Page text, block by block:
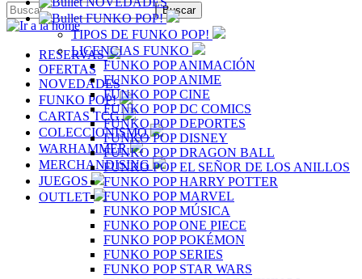
RESERVAS
OFERTAS
NOVEDADES
FUNKO POP!
CARTAS TCG
COLECCIONISMO
WARHAMMER
MERCHANDISING
JUEGOS
OUTLET
FUNKO POP!
TIPOS DE FUNKO POP!
LICENCIAS FUNKO
FUNKO POP ANIMACIÓN
FUNKO POP ANIME
FUNKO POP CINE
FUNKO POP DC COMICS
FUNKO POP DEPORTES
FUNKO POP DISNEY
FUNKO POP DRAGON BALL
FUNKO POP EL SEÑOR DE LOS ANILLOS
FUNKO POP HARRY POTTER
FUNKO POP MARVEL
FUNKO POP MÚSICA
FUNKO POP ONE PIECE
FUNKO POP POKÉMON
FUNKO POP SERIES
FUNKO POP STAR WARS